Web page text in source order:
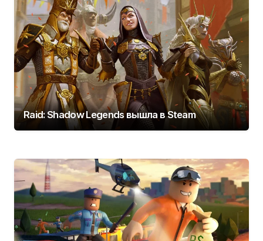
Raid: Shadow Legends вышла в Steam